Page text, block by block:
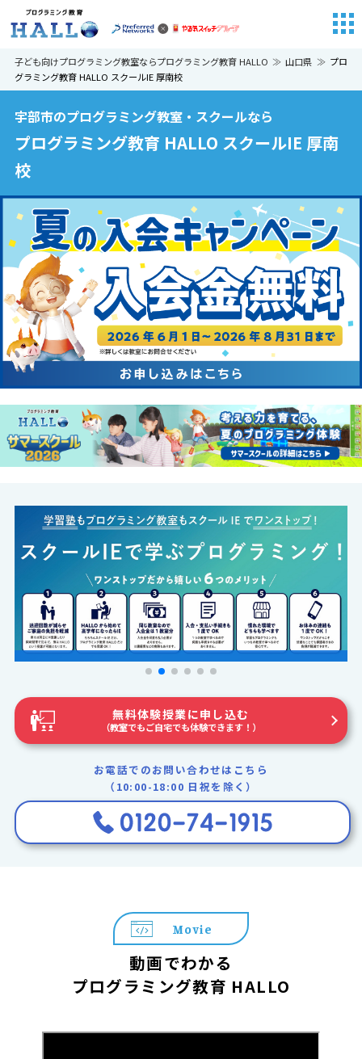
子ども向けプログラミング教室ならプログラミング教育 HALLO 山口県
プロ
グラミング教育 HALLO スクールIE 厚南校
宇部市のプログラミング教室・スクールなら
プログラミング教育 HALLO スクールIE 厚南
校
無料体験授業に申し込む
（教室でもご自宅でも体験できます！）
お電話でのお問い合わせはこちら
（10:00-18:00 日祝を除く）
Movie
動画でわかる
プログラミング教育 HALLO